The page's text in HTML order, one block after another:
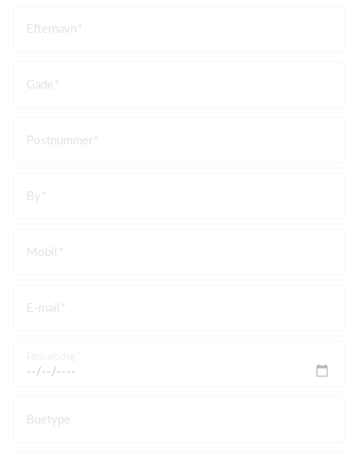
Efternavn
Gade
Postnummer
By
Mobil
E-mail
Buetype